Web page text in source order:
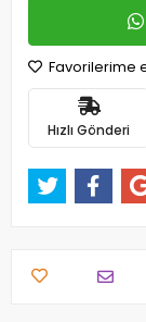
Favorilerime
Hızlı Gönderi